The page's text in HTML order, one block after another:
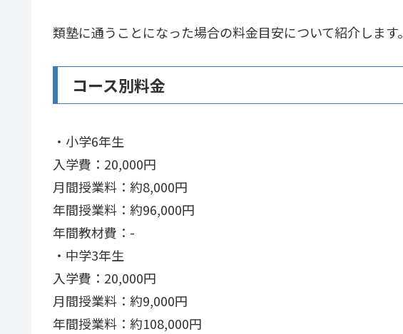
類塾に通うことになった場合の料金目安について紹介します。
コース別料金
・小学6年生
入学費：20,000円
月間授業料：約8,000円
年間授業料：約96,000円
年間教材費：-
・中学3年生
入学費：20,000円
月間授業料：約9,000円
年間授業料：約108,000円